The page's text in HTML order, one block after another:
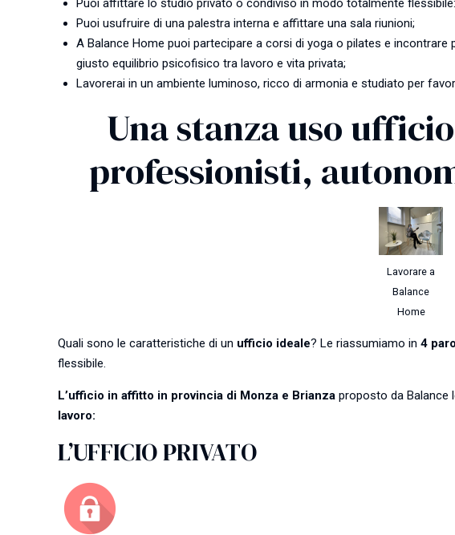
Puoi affittare lo studio privato o condiviso in modo totalmente
Puoi usufruire di una palestra interna e affittare una sala riunioni;
A Balance Home puoi partecipare a corsi di yoga o pilates e
giusto equilibrio psicofisico tra lavoro e vita privata;
Lavorerai in un ambiente luminoso, ricco di armonia e studiato per
Una stanza uso
professionisti,
Lavorare a
Balance
Home
Quali sono le caratteristiche di un ufficio ideale? Le riassumiamo in 4
flessibile.
L’ufficio in affitto in provincia di Monza e Brianza proposto da Balance
lavoro:
L’UFFICIO PRIVATO